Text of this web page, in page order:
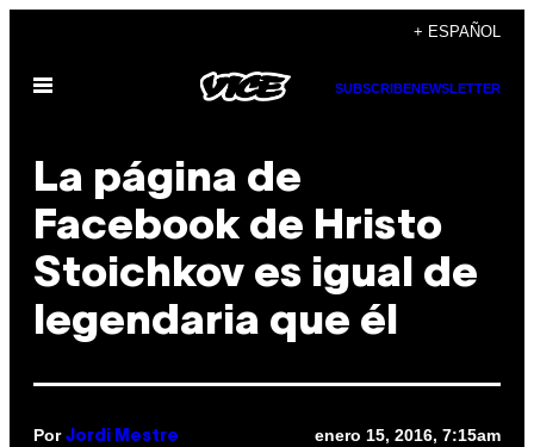
contenido
+ ESPAÑOL
Abrir
SUBSCRIBENEWSLETTER
La página de
Facebook de Hristo
Stoichkov es igual de
legendaria que él
Por Jordi Mestre enero 15, 2016, 7:15am